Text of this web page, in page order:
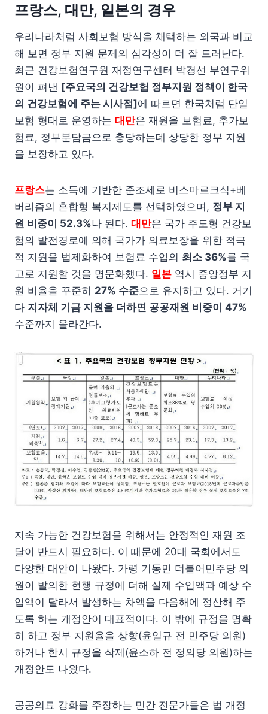
프랑스, 대만, 일본의 경우
우리나라처럼 사회보험 방식을 채택하는 외국과 비교
해 보면 정부 지원 문제의 심각성이 더 잘 드러난다.
최근 건강보험연구원 재정연구센터 박경선 부연구위
원이 펴낸 [주요국의 건강보험 정부지원 정책이 한국
의 건강보험에 주는 시사점]에 따르면 한국처럼 단일
보험 형태로 운영하는 대만은 재원을 보험료, 추가보
험료, 정부분담금으로 충당하는데 상당한 정부 지원
을 보장하고 있다.
프랑스는 소득에 기반한 준조세로 비스마르크식+베
버리즘의 혼합형 복지제도를 선택하였으며, 정부 지
원 비중이 52.3%나 된다. 대만은 국가 주도형 건강보
험의 발전경로에 의해 국가가 의료보장을 위한 적극
적 지원을 법제화하여 보험료 수입의 최소 36%를 국
고로 지원할 것을 명문화했다. 일본 역시 중앙정부 지
원 비율을 꾸준히 27% 수준으로 유지하고 있다. 거기
다 지자체 기금 지원을 더하면 공공재원 비중이 47%
수준까지 올라간다.
지속 가능한 건강보험을 위해서는 안정적인 재원 조
달이 반드시 필요하다. 이 때문에 20대 국회에서도
다양한 대안이 나왔다. 가령 기동민 더불어민주당 의
원이 발의한 현행 규정에 더해 실제 수입액과 예상 수
입액이 달라서 발생하는 차액을 다음해에 정산해 주
도록 하는 개정안이 대표적이다. 이 밖에 규정을 명확
히 하고 정부 지원율을 상향(윤일규 전 민주당 의원)
하거나 한시 규정을 삭제(윤소하 전 정의당 의원)하는
개정안도 나왔다.
공공의료 강화를 주장하는 민간 전문가들은 법 개정